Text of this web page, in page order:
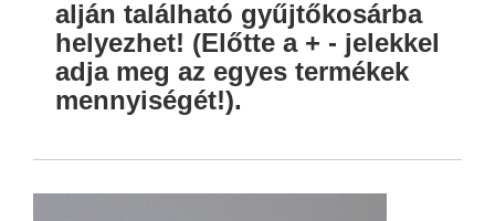
alján található gyűjtőkosárba
helyezhet! (Előtte a + - jelekkel
adja meg az egyes termékek
mennyiségét!).